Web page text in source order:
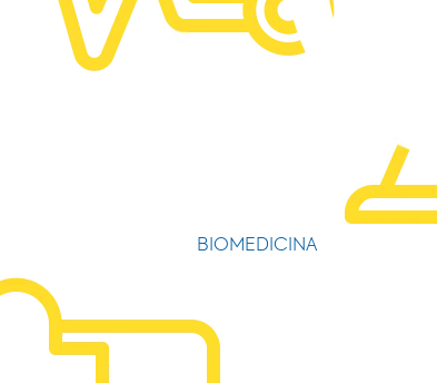
BIOMEDICINA